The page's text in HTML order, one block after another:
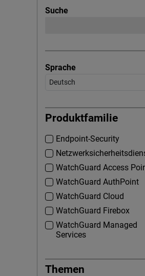
Suche
Sprache
Produktfamilie
Endpoint-Security
WatchGuard Access
WatchGuard AuthPoint
WatchGuard Cloud
WatchGuard Firebox
WatchGuard Managed
Services
Themen